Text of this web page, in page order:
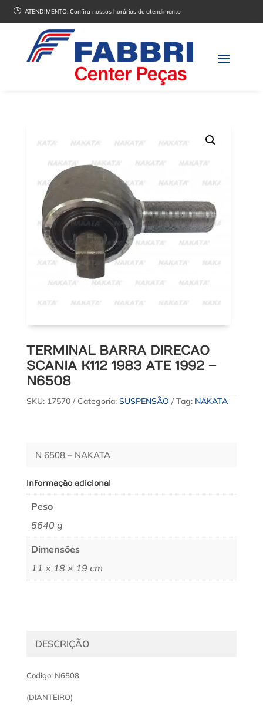
} ATENDIMENTO:Confira nossos horários de atendimento
TERMINAL BARRA DIRECAO
SCANIA K112 1983 ATE 1992 –
N6508
SKU: 17570 Categoria: SUSPENSÃO Tag: NAKATA
N 6508 – NAKATA
Informação adicional
Peso
5640 g
Dimensões
11 × 18 × 19 cm
DESCRIÇÃO
Codigo: N6508
(DIANTEIRO)